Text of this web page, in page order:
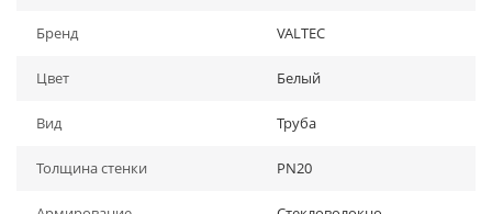
Бренд VALTEC
Цвет Белый
Вид Труба
Толщина стенки PN20